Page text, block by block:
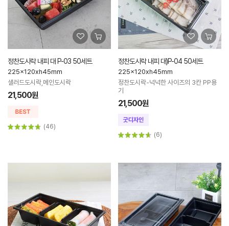
정찬도시락 내피 대 P-03 50세트
225x120xh45mm
샐러드도시락,메인도시락
21,500원
(46)
정찬도시락 내피 대)P-04 50세트
225x120xh45mm
정찬도시락-넉넉한 사이즈의 3칸 PP용
기
21,500원
(6)